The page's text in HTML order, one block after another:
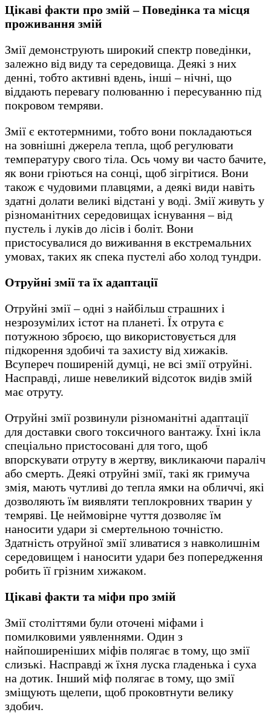
Цікаві факти про змій – Поведінка та місця
проживання змій
Змії демонструють широкий спектр поведінки,
залежно від виду та середовища. Деякі з них
денні, тобто активні вдень, інші – нічні, що
віддають перевагу полюванню і пересуванню під
покровом темряви.
Змії є ектотермними, тобто вони покладаються
на зовнішні джерела тепла, щоб регулювати
температуру свого тіла. Ось чому ви часто бачите,
як вони гріються на сонці, щоб зігрітися. Вони
також є чудовими плавцями, а деякі види навіть
здатні долати великі відстані у воді. Змії живуть у
різноманітних середовищах існування – від
пустель і луків до лісів і боліт. Вони
пристосувалися до виживання в екстремальних
умовах, таких як спека пустелі або холод тундри.
Отруйні змії та їх адаптації
Отруйні змії – одні з найбільш страшних і
незрозумілих істот на планеті. Їх отрута є
потужною зброєю, що використовується для
підкорення здобичі та захисту від хижаків.
Всупереч поширеній думці, не всі змії отруйні.
Насправді, лише невеликий відсоток видів змій
має отруту.
Отруйні змії розвинули різноманітні адаптації
для доставки свого токсичного вантажу. Їхні ікла
спеціально пристосовані для того, щоб
впорскувати отруту в жертву, викликаючи параліч
або смерть. Деякі отруйні змії, такі як гримуча
змія, мають чутливі до тепла ямки на обличчі, які
дозволяють їм виявляти теплокровних тварин у
темряві. Це неймовірне чуття дозволяє їм
наносити удари зі смертельною точністю.
Здатність отруйної змії зливатися з навколишнім
середовищем і наносити удари без попередження
робить її грізним хижаком.
Цікаві факти та міфи про змій
Змії століттями були оточені міфами і
помилковими уявленнями. Один з
найпоширеніших міфів полягає в тому, що змії
слизькі. Насправді ж їхня луска гладенька і суха
на дотик. Інший міф полягає в тому, що змії
зміщують щелепи, щоб проковтнути велику
здобич.